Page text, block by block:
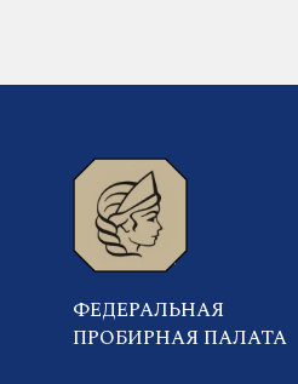
ФЕДЕРАЛЬНАЯ
ПРОБИРНАЯ ПАЛАТА